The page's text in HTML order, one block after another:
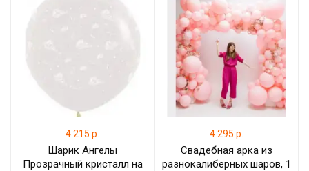
4 215 р.
Шарик Ангелы
Прозрачный кристалл на
4 295 р.
Свадебная арка из
разнокалиберных шаров, 1